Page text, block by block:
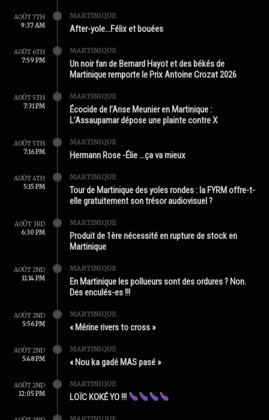
AOÛT 7TH
9:37 AM
MARTINIQUE
After-yole…Félix et bouées
AOÛT 6TH
7:59 PM
MARTINIQUE
Un noir fan de Bernard Hayot et des békés de
Martinique remporte le Prix Antoine Crozat 2026
AOÛT 5TH
7:31 PM
MARTINIQUE
Écocide de l’Anse Meunier en Martinique :
L’Assaupamar dépose une plainte contre X
AOÛT 5TH
7:16 PM
MARTINIQUE
Hermann Rose -Élie …ça va mieux
AOÛT 4TH
5:15 PM
MARTINIQUE
Tour de Martinique des yoles rondes : la FYRM offre-t-
elle gratuitement son trésor audiovisuel ?
AOÛT 3RD
6:30 PM
MARTINIQUE
Produit de 1ère nécessité en rupture de stock en
Martinique
AOÛT 2ND
11:14 PM
MARTINIQUE
En Martinique les pollueurs sont des ordures ? Non.
Des enculés-es !!!
AOÛT 2ND
5:56 PM
MARTINIQUE
« Mérine rivers to cross »
AOÛT 2ND
5:48 PM
MARTINIQUE
« Nou ka gadé MAS pasé »
AOÛT 2ND
12:05 PM
MARTINIQUE
LOÏC KOKÉ YO !!!